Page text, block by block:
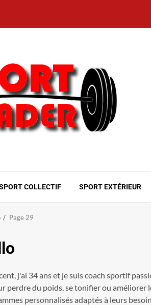
COLLECTIF SPORT EXTÉRIEUR
Page 29
j'ai 34 ans et je suis coach sportif
perdre du poids, se tonifier ou
personnalisés adaptés à leurs